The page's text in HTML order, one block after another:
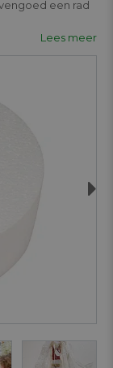
een rad
Lees meer